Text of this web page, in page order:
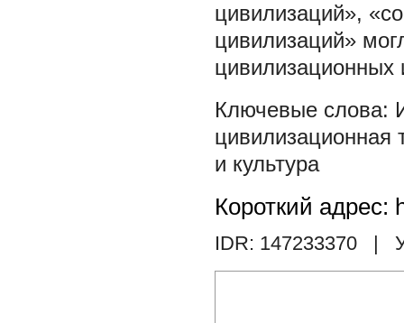
цивилизаций»,
цивилизаций»
цивилизационных
цивилизационная
и культура
Короткий адрес:
IDR: 147233370 |